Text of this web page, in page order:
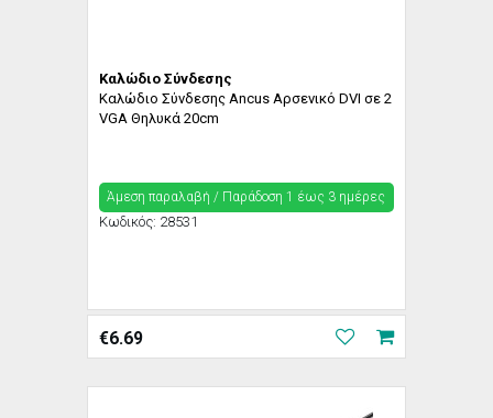
Καλώδιο Σύνδεσης
Καλώδιο Σύνδεσης Ancus Αρσενικό DVI σε 2
VGA Θηλυκά 20cm
Άμεση παραλαβή / Παράδoση 1 έως 3 ημέρες
Κωδικός: 28531
€6.69